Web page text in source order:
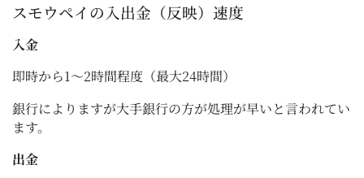
スモウペイの入出金（反映）速度
入金
即時から1〜2時間程度（最大24時間）
銀行によりますが大手銀行の方が処理が早いと言われてい
ます。
出金